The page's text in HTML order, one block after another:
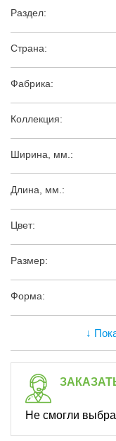
Раздел:
Страна:
Фабрика:
Коллекция:
Ширина, мм.:
Длина, мм.:
Цвет:
Размер:
Форма:
↓
Не смогли